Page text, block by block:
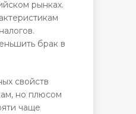
рынках.
брак в
свойств
но плюсом
чаще